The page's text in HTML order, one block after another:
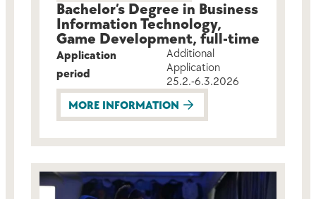
Bachelor’s Degree in Business
Information Technology,
Game Development, full-time
Application
period
Additional
Application
25.2.-6.3.2026
MORE INFORMATION